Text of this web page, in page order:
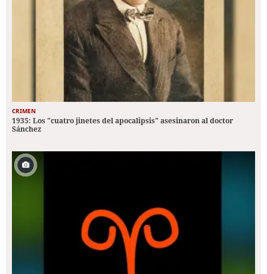
CRIMEN
1935: Los "cuatro jinetes del apocalipsis" asesinaron al doctor
Sánchez